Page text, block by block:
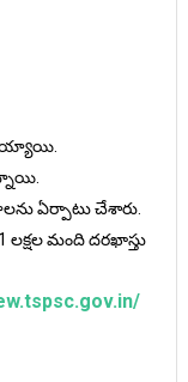
ఏర్పాటు చేశారు.
లక్షల మంది దరఖాస్తు